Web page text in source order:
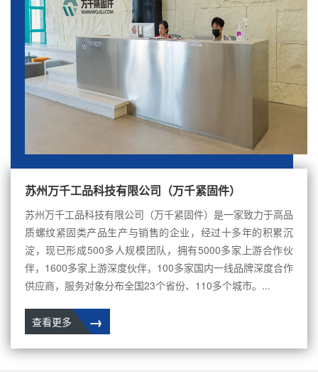
苏州万千工品科技有限公司（万千紧固件）
苏州万千工品科技有限公司（万千紧固件）是一家致力于高品
质螺纹紧固类产品生产与销售的企业，经过十多年的积累沉
淀，现已形成500多人规模团队，拥有5000多家上游合作伙
伴，1600多家上游深度伙伴，100多家国内一线品牌深度合作
供应商，服务对象分布全国23个省份、110多个城市。...
→
查看更多